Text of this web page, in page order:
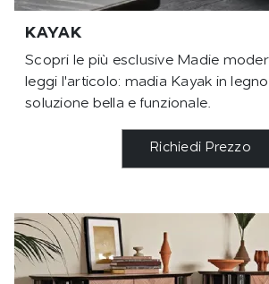
KAYAK
Scopri le più esclusive Madie
leggi l'articolo: madia Kayak in
soluzione bella e funzionale.
Richiedi Prezzo